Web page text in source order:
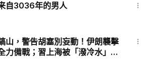
自3036年的男人
山，警告胡塞別妄動！伊朗襲擊
力備戰；習上海被「潑冷水」，
開講 | 唐靖遠 | 2026.07.21 #美